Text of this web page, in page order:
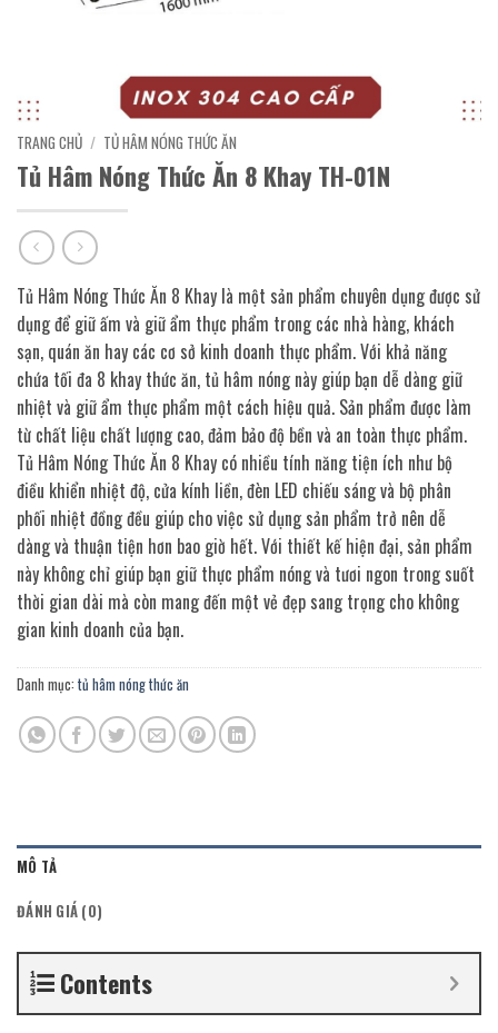
TRANG CHỦ / TỦ HÂM NÓNG THỨC ĂN
Tủ Hâm Nóng Thức Ăn 8 Khay TH-01N
Tủ Hâm Nóng Thức Ăn 8 Khay là một sản phẩm chuyên dụng được sử
dụng để giữ ấm và giữ ẩm thực phẩm trong các nhà hàng, khách
sạn, quán ăn hay các cơ sở kinh doanh thực phẩm. Với khả năng
chứa tối đa 8 khay thức ăn, tủ hâm nóng này giúp bạn dễ dàng giữ
nhiệt và giữ ẩm thực phẩm một cách hiệu quả. Sản phẩm được làm
từ chất liệu chất lượng cao, đảm bảo độ bền và an toàn thực phẩm.
Tủ Hâm Nóng Thức Ăn 8 Khay có nhiều tính năng tiện ích như bộ
điều khiển nhiệt độ, cửa kính liền, đèn LED chiếu sáng và bộ phân
phối nhiệt đồng đều giúp cho việc sử dụng sản phẩm trở nên dễ
dàng và thuận tiện hơn bao giờ hết. Với thiết kế hiện đại, sản phẩm
này không chỉ giúp bạn giữ thực phẩm nóng và tươi ngon trong suốt
thời gian dài mà còn mang đến một vẻ đẹp sang trọng cho không
gian kinh doanh của bạn.
Danh mục: tủ hâm nóng thức ăn
MÔ TẢ
ĐÁNH GIÁ (0)
Contents